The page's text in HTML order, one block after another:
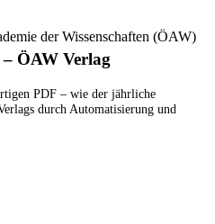
der Wissenschaften (ÖAW)
ÖAW Verlag
PDF – wie der jährliche
durch Automatisierung und